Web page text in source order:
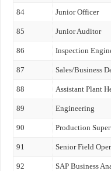
84 Junior Officer
85 Junior Auditor
86 Inspection
87 Sales/Business
88 Assistant Plant
89 Engineering
90 Production
91 Senior Field
92 SAP Business